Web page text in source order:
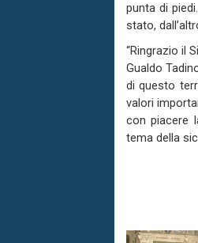
punta di
stato,
“Ringrazio il
Gualdo
di questo
valori
con piacere
tema della